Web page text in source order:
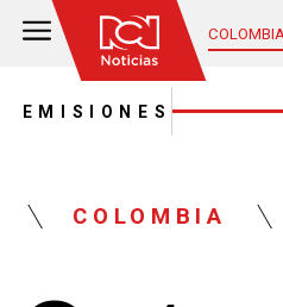
COLOMBIA
EMISIONES
COLOMBIA